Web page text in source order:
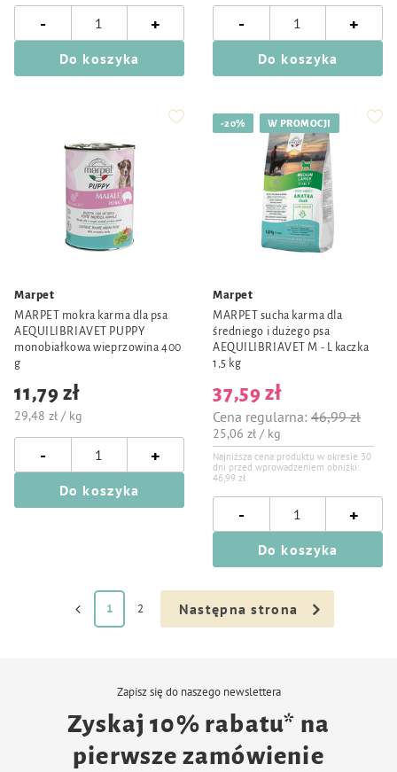
- +
Do koszyka
- +
Do koszyka
Marpet
MARPET mokra karma dla psa
AEQUILIBRIAVET PUPPY
monobiałkowa wieprzowina 400
g
11,79 zł
29,48 zł / kg
- +
Do koszyka
-20% W PROMOCJI
Marpet
MARPET sucha karma dla
średniego i dużego psa
AEQUILIBRIAVET M - L kaczka
1,5 kg
Cena regularna: 46,99 zł
37,59 zł
Najniższa cena produktu w okresie 30
dni przed wprowadzeniem obniżki:
46,99 zł
25,06 zł / kg
- +
Do koszyka
1 2 Następna strona
Zapisz się do naszego newslettera
Zyskaj 10% rabatu* na
pierwsze zamówienie